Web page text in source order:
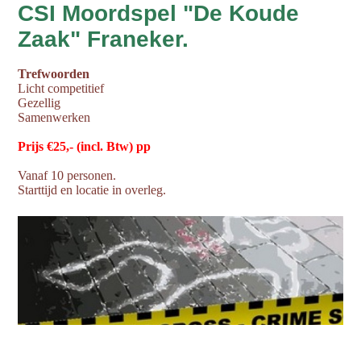
CSI Moordspel "De Koude
Zaak" Franeker.
Trefwoorden
Licht competitief
Gezellig
Samenwerken
Prijs €25,- (incl. Btw) pp
Vanaf 10 personen.
Starttijd en locatie in overleg.